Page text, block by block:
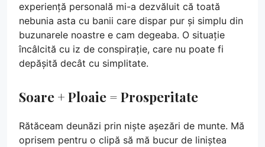
experiență personală mi-a dezvăluit că toată
nebunia asta cu banii care dispar pur și simplu din
buzunarele noastre e cam degeaba. O situație
încâlcită cu iz de conspirație, care nu poate fi
depășită decât cu simplitate.
Soare + Ploaie = Prosperitate
Rătăceam deunăzi prin niște așezări de munte. Mă
oprisem pentru o clipă să mă bucur de liniștea